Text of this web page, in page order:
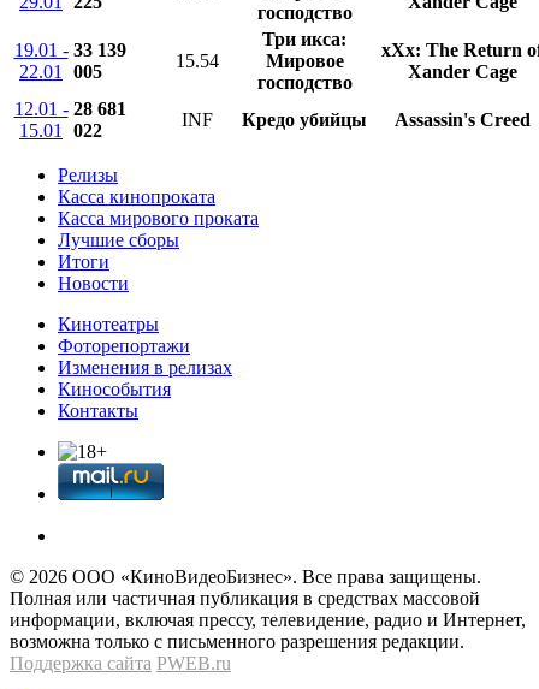
господство
19.01 -
22.01
33 139
005
15.54
Три икса:
Мировое
господство
xXx: The Return
Xander Cage
12.01 -
15.01
28 681
022
INF Кредо убийцы Assassin's Creed
Релизы
Касса кинопроката
Касса мирового проката
Лучшие сборы
Итоги
Новости
Кинотеатры
Фоторепортажи
Изменения в релизах
Кинособытия
Контакты
© 2026 OOО «КиноВидеоБизнес». Все права защищены.
Полная или частичная публикация в средствах массовой
информации, включая прессу, телевидение, радио и Интернет,
возможна только с письменного разрешения редакции.
Поддержка сайта PWEB.ru